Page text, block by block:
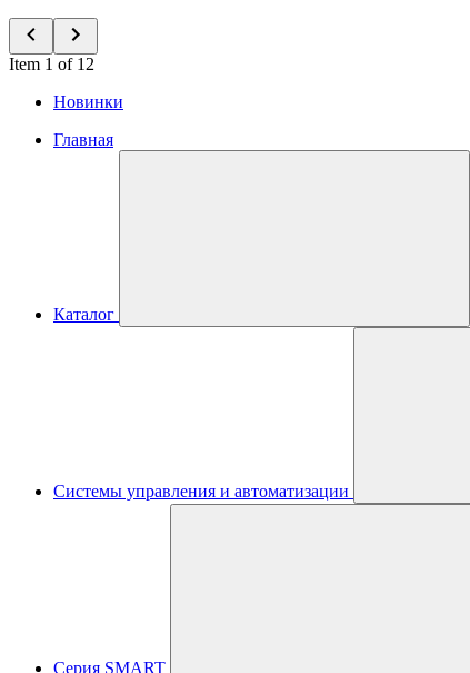
Item 1 of 12
Новинки
Главная
Каталог
Системы управления и автоматизации
Серия SMART